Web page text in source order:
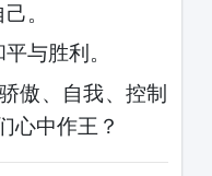
。
与胜利。
傲、自我、控制
心中作王？